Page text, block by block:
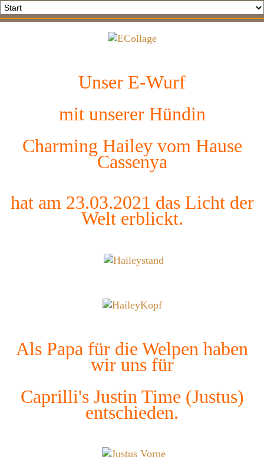
Unser E-Wurf
mit unserer Hündin
Charming Hailey vom Hause
Cassenya
hat am 23.03.2021 das Licht der
Welt erblickt.
Als Papa für die Welpen haben
wir uns für
Caprilli's Justin Time (Justus)
entschieden.